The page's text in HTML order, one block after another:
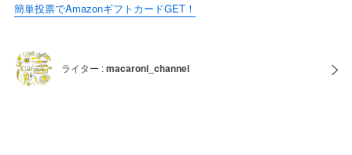
簡単投票でAmazonギフトカードGET！
ライター :macaroni_channel